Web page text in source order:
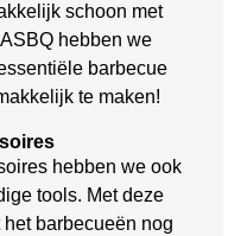
schoon met
hebben we
barbecue
te maken!
hebben we ook
tools. Met deze
barbecueën nog